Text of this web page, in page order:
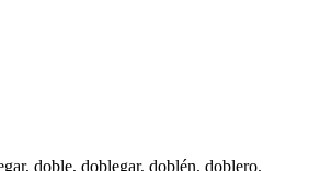
, doble, doblegar, doblén, doblero,